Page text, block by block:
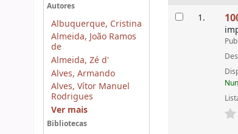
Autores
Albuquerque, Cristina
Almeida, João Ramos
de
Almeida, Zé d'
Alves, Armando
Alves, Vítor Manuel
Rodrigues
Ver mais
Bibliotecas
Resultados
1.